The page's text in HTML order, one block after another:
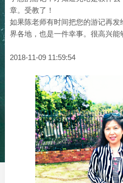
章。受教了！
如果陈老师有时间把您的游记再
界各地，也是一件幸事。很高兴能
2018-11-09 11:59:54